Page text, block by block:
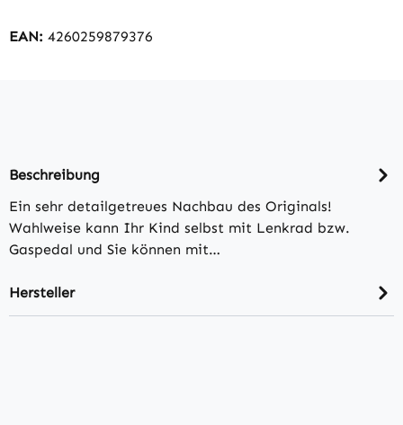
EAN: 4260259879376
Beschreibung
Ein sehr detailgetreues Nachbau des Originals!
Wahlweise kann Ihr Kind selbst mit Lenkrad bzw.
Gaspedal und Sie können mit…
Hersteller